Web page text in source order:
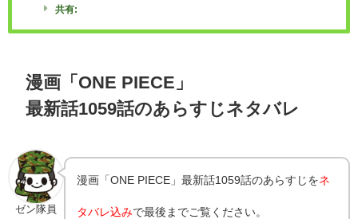
共有:
漫画「ONE PIECE」
最新話1059話のあらすじネタバレ
ゼン隊員
漫画「ONE PIECE」最新話1059話のあらすじをネ
タバレ込みで最後までご覧ください。